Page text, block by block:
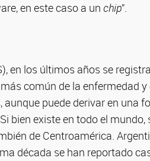
en este caso a un chip”.
en los últimos años se
común de la enfermedad y
puede derivar en una
bien existe en todo el mundo,
de Centroamérica.
década se han reportado